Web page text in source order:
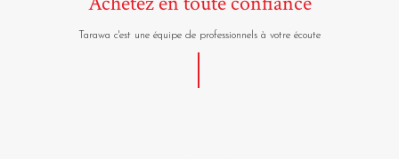
Tarawa c'est une équipe de professionnels à votre écoute